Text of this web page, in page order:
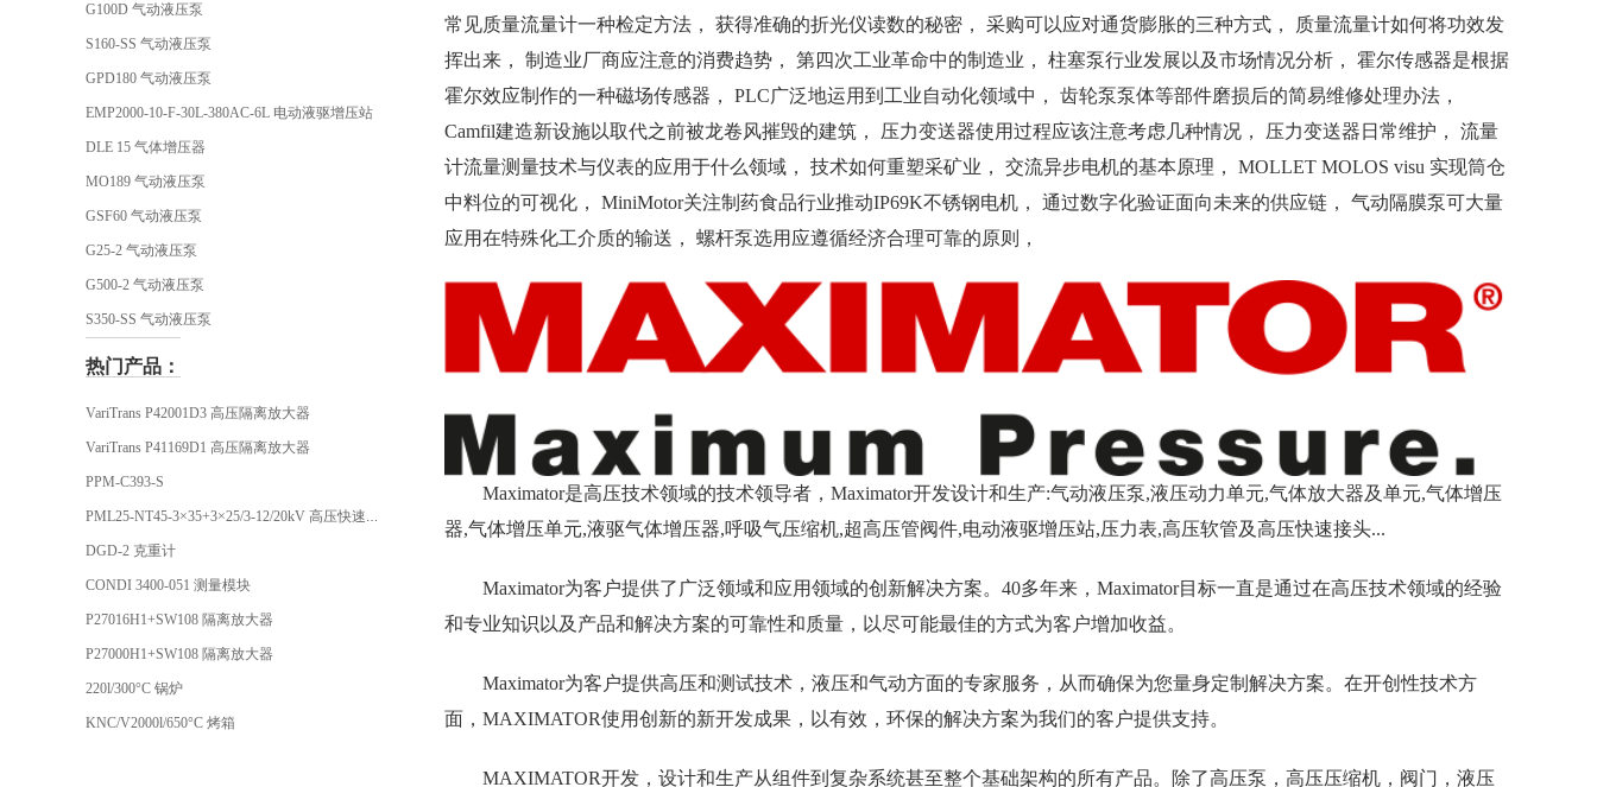
G100D 气动液压泵
S160-SS 气动液压泵
GPD180 气动液压泵
EMP2000-10-F-30L-380AC-6L 电动液驱增压站
DLE 15 气体增压器
MO189 气动液压泵
GSF60 气动液压泵
G25-2 气动液压泵
G500-2 气动液压泵
S350-SS 气动液压泵
热门产品：
VariTrans P42001D3 高压隔离放大器
VariTrans P41169D1 高压隔离放大器
PPM-C393-S
DGD-2 克重计
CONDI 3400-051 测量模块
P27016H1+SW108 隔离放大器
P27000H1+SW108 隔离放大器
220l/300°C 锅炉
KNC/V2000l/650°C 烤箱
常见质量流量计一种检定方法， 获得准确的折光仪读数的秘密， 采购可以应对通货膨胀的三种方式， 质量流量计如何将功效发
挥出来， 制造业厂商应注意的消费趋势， 第四次工业革命中的制造业， 柱塞泵行业发展以及市场情况分析， 霍尔传感器是根据
霍尔效应制作的一种磁场传感器， PLC广泛地运用到工业自动化领域中， 齿轮泵泵体等部件磨损后的简易维修处理办法，
Camfil建造新设施以取代之前被龙卷风摧毁的建筑， 压力变送器使用过程应该注意考虑几种情况， 压力变送器日常维护， 流量
计流量测量技术与仪表的应用于什么领域， 技术如何重塑采矿业， 交流异步电机的基本原理， MOLLET MOLOS visu 实现筒仓
中料位的可视化， MiniMotor关注制药食品行业推动IP69K不锈钢电机， 通过数字化验证面向未来的供应链， 气动隔膜泵可大量
应用在特殊化工介质的输送， 螺杆泵选用应遵循经济合理可靠的原则，
Maximator是高压技术领域的技术领导者，Maximator开发设计和生产:气动液压泵,液压动力单元,气体放大器及单元,气体增压
器,气体增压单元,液驱气体增压器,呼吸气压缩机,超高压管阀件,电动液驱增压站,压力表,高压软管及高压快速接头...
Maximator为客户提供了广泛领域和应用领域的创新解决方案。40多年来，Maximator目标一直是通过在高压技术领域的经验
和专业知识以及产品和解决方案的可靠性和质量，以尽可能最佳的方式为客户增加收益。
Maximator为客户提供高压和测试技术，液压和气动方面的专家服务，从而确保为您量身定制解决方案。在开创性技术方
面，MAXIMATOR使用创新的新开发成果，以有效，环保的解决方案为我们的客户提供支持。
MAXIMATOR开发，设计和生产从组件到复杂系统甚至整个基础架构的所有产品。除了高压泵，高压压缩机，阀门，液压